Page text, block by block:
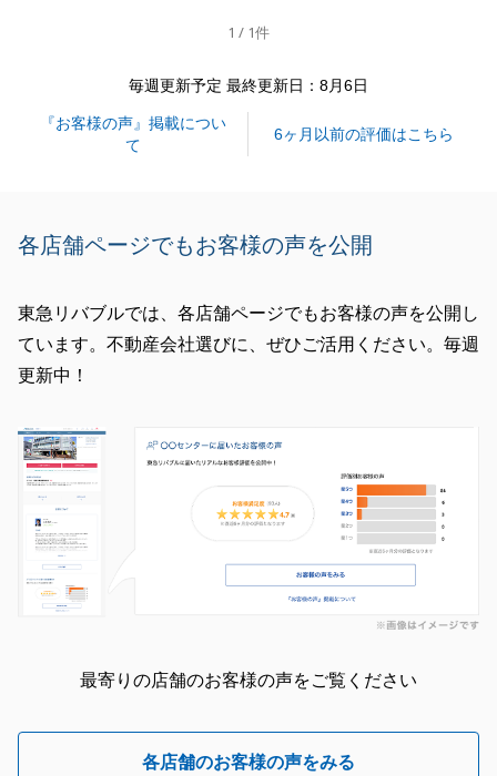
引き続き宜しくお願い申し上げます。
閉じる
1 / 1件
毎週更新予定 最終更新日：8月6日
『お客様の声』掲載につい
て
6ヶ月以前の評価はこちら
各店舗ページでもお客様の声を公開
東急リバブルでは、各店舗ページでもお客様の声を公開し
ています。不動産会社選びに、ぜひご活用ください。毎週
更新中！
最寄りの店舗のお客様の声をご覧ください
各店舗のお客様の声をみる